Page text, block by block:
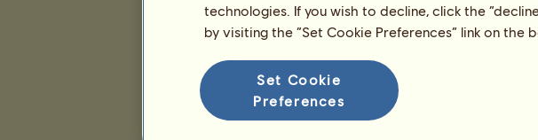
technologies. If you wish to decline, click the
by visiting the “Set Cookie Preferences” link on the
Set Cookie
Preferences